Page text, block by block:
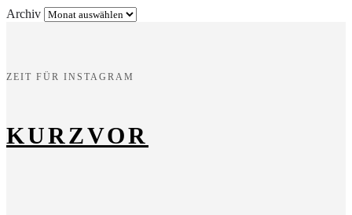
Archiv
ZEIT FÜR INSTAGRAM
KURZVOR